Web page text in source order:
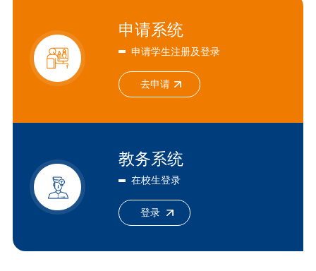
申请系统
申请学生注册及登录
去申请
教务系统
在校生登录
登录